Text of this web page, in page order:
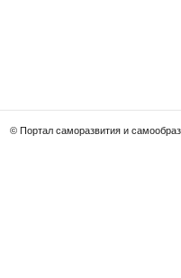
© Портал саморазвития и